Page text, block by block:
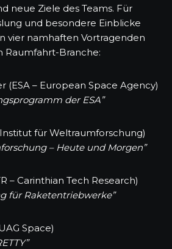
neue Ziele des Teams. Für
und besondere Einblicke
vier namhaften Vortragenden
Raumfahrt-Branche:
(ESA – European Space Agency)
der ESA”
für Weltraumforschung)
– Heute und Morgen”
– Carinthian Tech Research)
für Raketentriebwerke”
Space)